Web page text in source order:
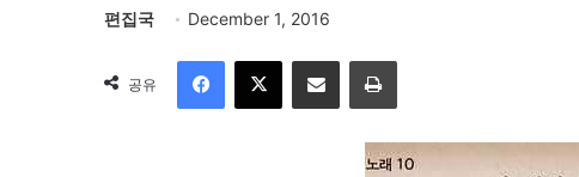
편집국 December 1, 2016
공유
이메일